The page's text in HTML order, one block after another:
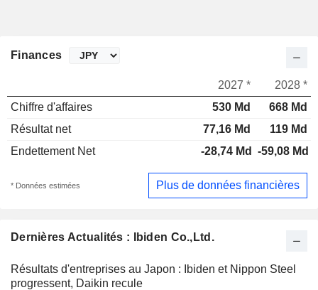
Dernières Actualités : Ibiden Co.,Ltd.
Résultats d'entreprises au Japon : Ibiden et Nippon Steel
progressent, Daikin recule
Finances
2027 *
2028 *
Chiffre d'affaires
530 Md
668 Md
Résultat net
77,16 Md
119 Md
Endettement Net
-28,74 Md -59,08 Md
* Données estimées Plus de données financières